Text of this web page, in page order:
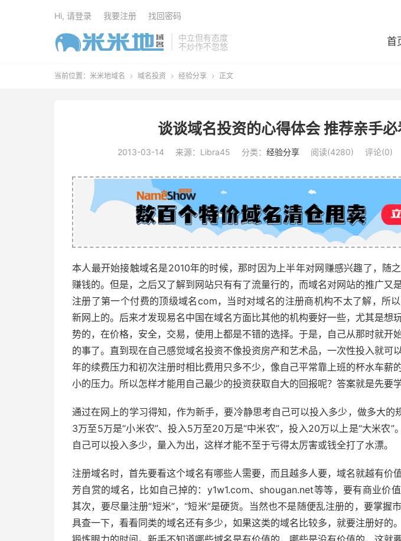
中立但有态度
不炒作不忽悠
首
Hi, 请登录 我要注册 找回密码
当前位置： 米米地域名  域名投资  经验分享  正文
谈谈域名投资的心得体会 推荐亲手必
2013-03-14 来源：Libra45 分类： 经验分享 阅读(4280) 评论(0)
本人最开始接触域名是2010年的时候，那时因为上半年对网赚感兴趣了，随
赚钱的。但是，之后又了解到网站只有有了流量行的，而域名对网站的推广又
注册了第一个付费的顶级域名com，当时对域名的注册商机构不太了解，所
新网上的。后来才发现易名中国在域名方面比其他的机构要好一些，尤其是想
势的，在价格，安全，交易，使用上都是不错的选择。于是，自己从那时就开
的事了。直到现在自己感觉域名投资不像投资房产和艺术品，一次性投入就可
年的续费压力和初次注册时相比费用只多不少，像自己平常靠上班的杯水车薪
小的压力。所以怎样才能用自己最少的投资获取自大的回报呢？答案就是先要学
通过在网上的学习得知，作为新手，要冷静思考自己可以投入多少，做多大的
3万至5万是“小米农”、投入5万至20万是“中米农”，投入20万以上是“大米农”
自己可以投入多少，量入为出，这样才能不至于亏得太厉害或钱全打了水漂。
注册域名时，首先要看这个域名有哪些人需要，而且越多人要，域名就越有价
芳自赏的域名，比如自己掉的：y1w1.com、shougan.net等等，要有商业价值
其次，要尽量注册“短米”，“短米”是硬货。当然也不是随便乱注册的，要掌握
具查一下，看看同类的域名还有多少，如果这类的域名比较多，就要注册好的